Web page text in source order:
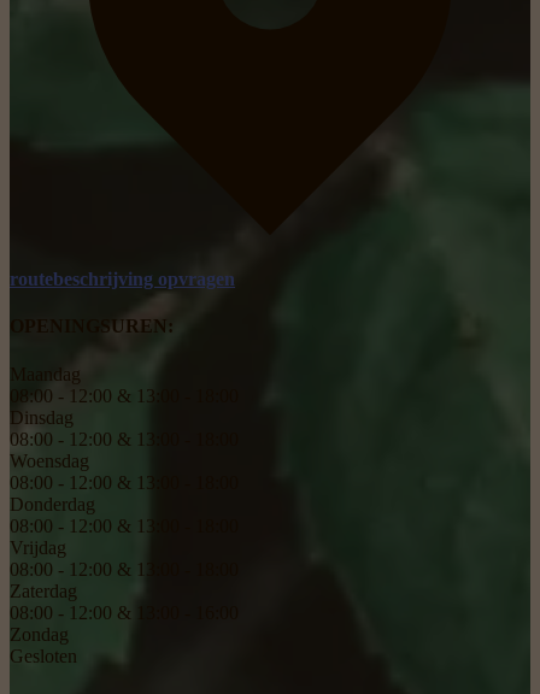
routebeschrijving opvragen
OPENINGSUREN:
Maandag
08:00 - 12:00 & 13:00 - 18:00
Dinsdag
08:00 - 12:00 & 13:00 - 18:00
Woensdag
08:00 - 12:00 & 13:00 - 18:00
Donderdag
08:00 - 12:00 & 13:00 - 18:00
Vrijdag
08:00 - 12:00 & 13:00 - 18:00
Zaterdag
08:00 - 12:00 & 13:00 - 16:00
Zondag
Gesloten